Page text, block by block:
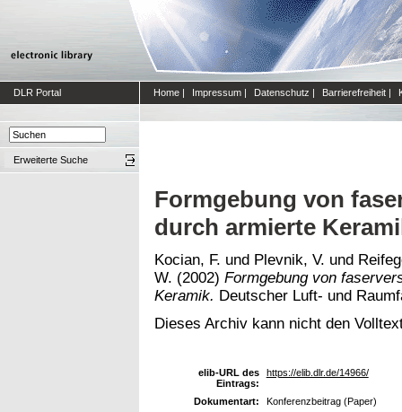
DLR Portal Home | Impressum | Datenschutz | Barrierefreiheit |
Erweiterte Suche
Formgebung von
durch armierte
Kocian, F. und Plevnik, V. und
W. (2002) Formgebung von
Keramik. Deutscher Luft- und
Dieses Archiv kann nicht den
elib-URL des
Eintrags:
https://elib.dlr.de/14966/
Dokumentart:
Konferenzbeitrag (Paper)